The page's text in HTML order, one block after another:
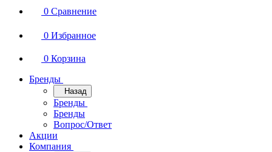
0 Сравнение
0 Избранное
0 Корзина
Бренды
Назад
Бренды
Бренды
Вопрос/Ответ
Акции
Компания